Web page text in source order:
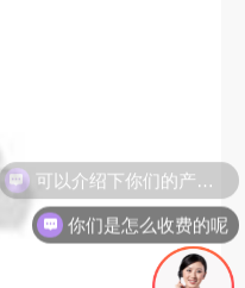
你们是怎么收费的呢